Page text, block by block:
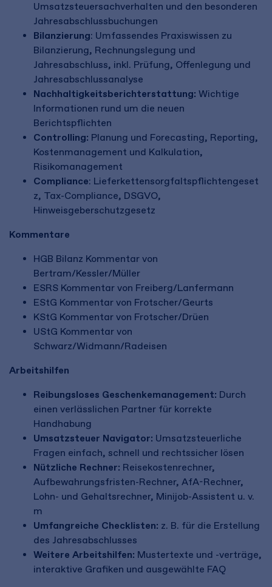
Umsatzsteuersachverhalten und den besonderen
Jahresabschlussbuchungen
Bilanzierung: Umfassendes Praxiswissen zu
Bilanzierung, Rechnungslegung und
Jahresabschluss, inkl. Prüfung, Offenlegung und
Jahresabschlussanalyse
Nachhaltigkeitsberichterstattung: Wichtige
Informationen rund um die neuen
Berichtspflichten
Controlling: Planung und Forecasting, Reporting,
Kostenmanagement und Kalkulation,
Risikomanagement
Compliance: Lieferkettensorgfaltspflichtengeset
z, Tax-Compliance, DSGVO,
Hinweisgeberschutzgesetz
Kommentare
HGB Bilanz Kommentar von
Bertram/Kessler/Müller
ESRS Kommentar von Freiberg/Lanfermann
EStG Kommentar von Frotscher/Geurts
KStG Kommentar von Frotscher/Drüen
UStG Kommentar von
Schwarz/Widmann/Radeisen
Arbeitshilfen
Reibungsloses Geschenkemanagement: Durch
einen verlässlichen Partner für korrekte
Handhabung
Umsatzsteuer Navigator: Umsatzsteuerliche
Fragen einfach, schnell und rechtssicher lösen
Nützliche Rechner: Reisekostenrechner,
Aufbewahrungsfristen-Rechner, AfA-Rechner,
Lohn- und Gehaltsrechner, Minijob-Assistent u. v.
m
Umfangreiche Checklisten: z. B. für die Erstellung
des Jahresabschlusses
Weitere Arbeitshilfen: Mustertexte und -verträge,
interaktive Grafiken und ausgewählte FAQ